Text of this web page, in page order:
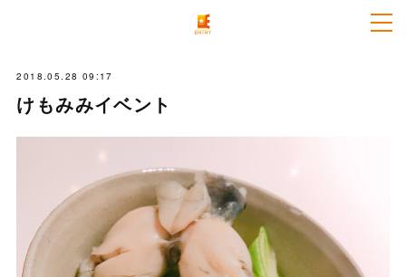
2018.05.28 09:17
けもみみイベント